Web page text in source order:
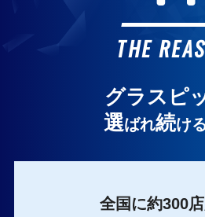
THE
グラスピ
選ばれ続け
全国に約300